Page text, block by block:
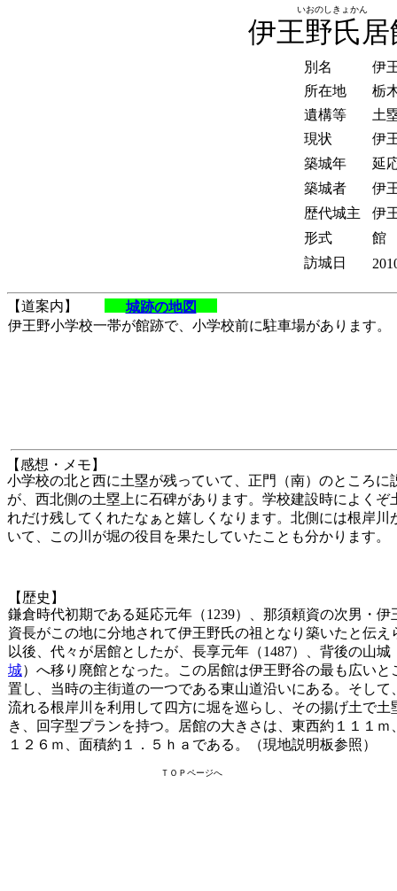
伊王野氏居
別名
伊
所在地
栃
遺構等
土
現状
伊
築城年
延
築城者
伊
歴代城主
伊
形式
館
訪城日
【道案内】
城跡の地図
伊王野小学校一帯が館跡で、小学校前に駐車場があります。
鎌倉時代初期である延応元年（1239）、那須頼資の次男・伊
資長がこの地に分地されて伊王野氏の祖となり築いたと伝え
以後、代々が居館としたが、長享元年（1487）、背後の山城
城）へ移り廃館となった。この居館は伊王野谷の最も広いと
置し、当時の主街道の一つである東山道沿いにある。そして
流れる根岸川を利用して四方に堀を巡らし、その揚げ土で土
き、回字型プランを持つ。居館の大きさは、東西約１１１ｍ
１２６ｍ、面積約１．５ｈａである。（現地説明板参照）
【歴史】
【感想・メモ】
いおのしきょかん
ＴＯＰページへ
小学校の北と西に土塁が残っていて、正門（南）のところに
が、西北側の土塁上に石碑があります。学校建設時によくぞ
れだけ残してくれたなぁと嬉しくなります。北側には根岸川
いて、この川が堀の役目を果たしていたことも分かります。